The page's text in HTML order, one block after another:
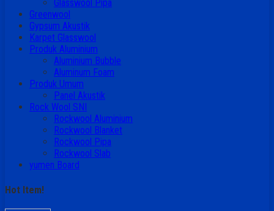
Glasswool Pipa
Greenwool
Gypsum Akustik
Karpet Glasswool
Produk Aluminium
Aluminium Bubble
Aluminum Foam
Produk Umum
Panel Akustik
Rock Wool SNI
Rockwool Aluminium
Rockwool Blanket
Rockwool Pipa
Rockwool Slab
yumen Board
Hot Item!